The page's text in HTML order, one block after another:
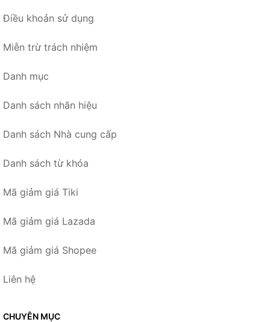
Điều khoản sử dụng
Miễn trừ trách nhiệm
Danh mục
Danh sách nhãn hiệu
Danh sách Nhà cung cấp
Danh sách từ khóa
Mã giảm giá Tiki
Mã giảm giá Lazada
Mã giảm giá Shopee
Liên hệ
CHUYÊN MỤC